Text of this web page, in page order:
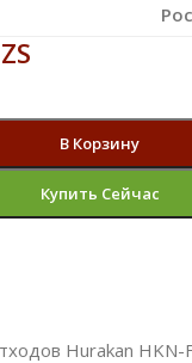
В Корзину
Купить Сейчас
Hurakan HKN-